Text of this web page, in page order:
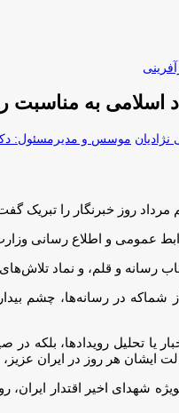
روز خبرنگار/ عضویت 11
موسس و مدیرمسئول:
روز خبرنگار را تبریک
عمومی و اطلاع رسانی
و قلم، و نماد
شماکه در رسانه‌ها، چشم
یا تحلیل رویدادها،
ایشان هر روز در ایران
شهدای اخیر اقتدار